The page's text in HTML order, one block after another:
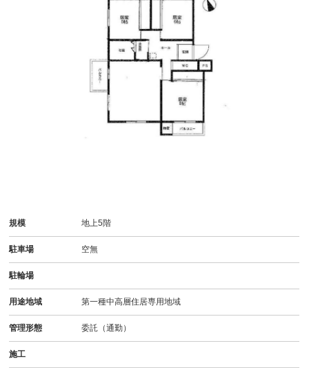
規模 地上5階
駐車場 空無
駐輪場
用途地域 第一種中高層住居専用地域
管理形態 委託（通勤）
施工